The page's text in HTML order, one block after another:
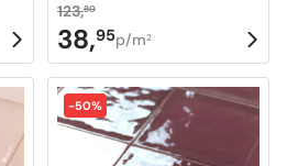
123,80
Oorspronkelijke
prijs
was:
123,80.
38,95
Huidige
prijs
is:
38,95.
p/m2
-50%